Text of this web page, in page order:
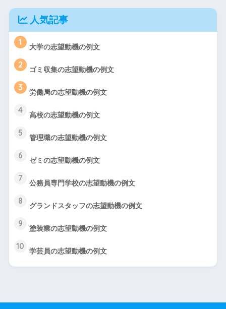
人気記事
1 大学の志望動機の例文
2 ゴミ収集の志望動機の例文
3 労働局の志望動機の例文
4 高校の志望動機の例文
5 管理職の志望動機の例文
6 ゼミの志望動機の例文
7 公務員専門学校の志望動機の例文
8 グランドスタッフの志望動機の例文
9 塗装業の志望動機の例文
10 学芸員の志望動機の例文